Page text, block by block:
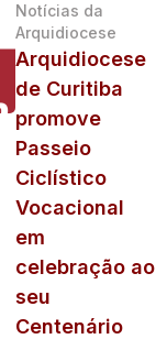
Notícias da
Arquidiocese
Arquidiocese
de Curitiba
promove
Passeio
Ciclístico
Vocacional
em
celebração ao
seu
Centenário